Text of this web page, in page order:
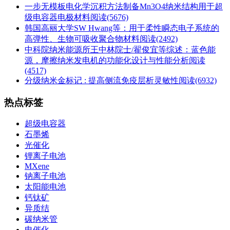
一步无模板电化学沉积方法制备Mn3O4纳米结构用于超
级电容器电极材料阅读(5676)
韩国高丽大学SW Hwang等：用于柔性瞬态电子系统的
高弹性、生物可吸收聚合物材料阅读(2492)
中科院纳米能源所王中林院士/翟俊宜等综述：蓝色能
源，摩擦纳米发电机的功能化设计与性能分析阅读
(4517)
分级纳米金标记 : 提高侧流免疫层析灵敏性阅读(6932)
热点标签
超级电容器
石墨烯
光催化
锂离子电池
MXene
钠离子电池
太阳能电池
钙钛矿
异质结
碳纳米管